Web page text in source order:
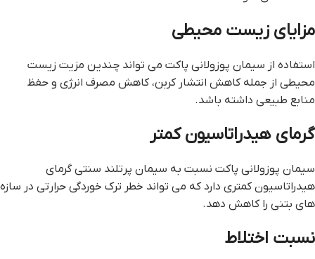
مزایای زیست محیطی
استفاده از سیمان پوزولانی پاکت می تواند چندین مزیت زیست
محیطی از جمله کاهش انتشار کربن، کاهش مصرف انرژی و حفظ
منابع طبیعی داشته باشد.
گرمای هیدراتاسیون کمتر
سیمان پوزولانی پاکت نسبت به سیمان پرتلند سنتی گرمای
هیدراتاسیون کمتری دارد که می تواند خطر ترک خوردگی حرارتی در سازه
های بتنی را کاهش دهد.
نسبت اختلاط